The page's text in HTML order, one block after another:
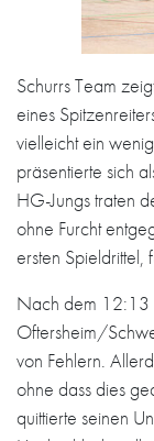
Schurrs Team
eines
vielleicht ein
präsentierte sich
HG-Jungs traten
ohne Furcht
ersten
Nach dem 12:13
Oftersheim/
von Fehlern.
ohne dass dies
quittierte seinen